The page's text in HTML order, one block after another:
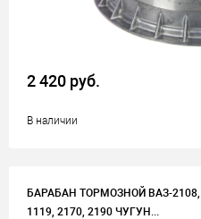
2 420 руб.
В наличии
БАРАБАН ТОРМОЗНОЙ ВАЗ-2108,
1119, 2170, 2190 ЧУГУН...